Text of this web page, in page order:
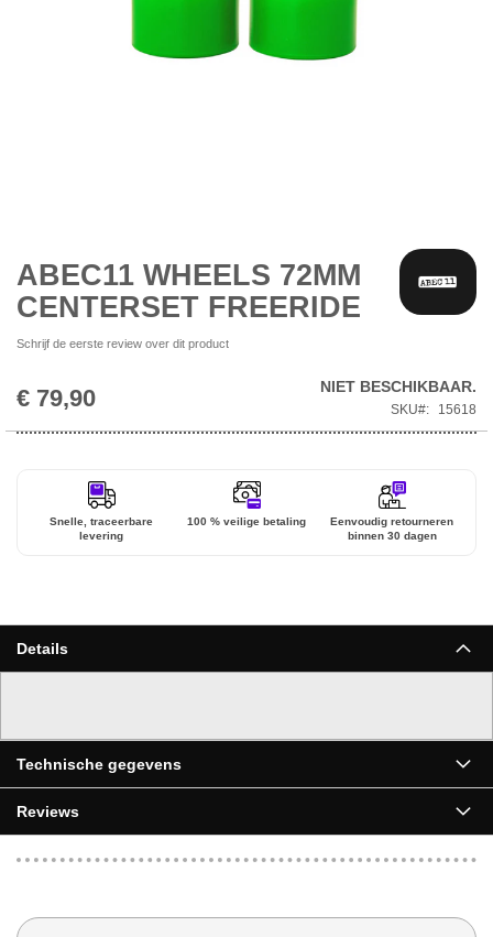
begin
van
de
gallerij
ABEC11 WHEELS 72MM
CENTERSET FREERIDE
Schrijf de eerste review over dit product
€ 79,90 NIET BESCHIKBAAR.
SKU 15618
Snelle, traceerbare
levering
100 % veilige betaling
Eenvoudig retourneren
binnen 30 dagen
Details
Technische gegevens
Reviews